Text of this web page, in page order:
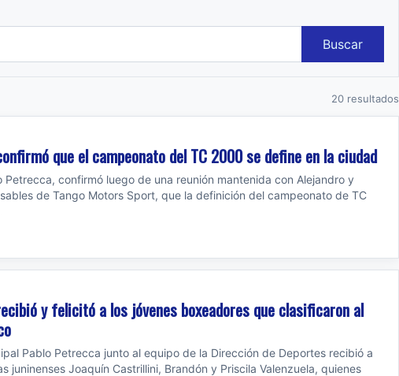
Buscar
20 resultados
que el campeonato del TC 2000 se define en la ciudad
Petrecca, confirmó luego de una reunión mantenida con Alejandro y
de Tango Motors Sport, que la definición del campeonato de TC
y felicitó a los jóvenes boxeadores que clasificaron al
Pablo Petrecca junto al equipo de la Dirección de Deportes recibió a
juninenses Joaquín Castrillini, Brandón y Priscila Valenzuela, quienes